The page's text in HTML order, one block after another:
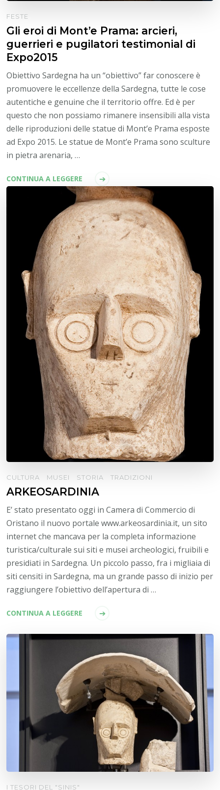
FESTE
Gli eroi di Mont’e Prama: arcieri,
guerrieri e pugilatori testimonial di
Expo2015
Obiettivo Sardegna ha un “obiettivo” far conoscere è
promuovere le eccellenze della Sardegna, tutte le cose
autentiche e genuine che il territorio offre. Ed è per
questo che non possiamo rimanere insensibili alla vista
delle riproduzioni delle statue di Mont’e Prama esposte
ad Expo 2015. Le statue de Mont’e Prama sono sculture
in pietra arenaria, …
CONTINUA A LEGGERE
CULTURA MUSEI STORIA TRADIZIONI
ARKEOSARDINIA
E’ stato presentato oggi in Camera di Commercio di
Oristano il nuovo portale www.arkeosardinia.it, un sito
internet che mancava per la completa informazione
turistica/culturale sui siti e musei archeologici, fruibili e
presidiati in Sardegna. Un piccolo passo, fra i migliaia di
siti censiti in Sardegna, ma un grande passo di inizio per
raggiungere l’obiettivo dell’apertura di …
CONTINUA A LEGGERE
I TESORI DEL "SINIS"